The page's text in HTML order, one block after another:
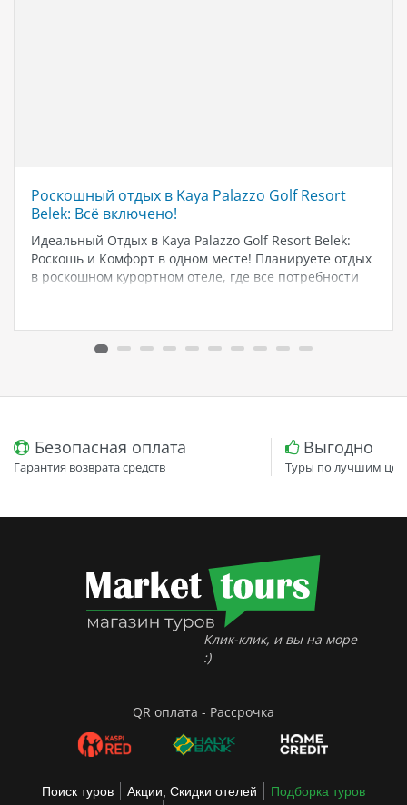
Роскошный отдых в Kaya Palazzo Golf Resort
Belek: Всё включено!
Идеальный Отдых в Kaya Palazzo Golf Resort Belek:
Роскошь и Комфорт в одном месте! Планируете отдых
в роскошном курортном отеле, где все потребности
отпуска. Великолепие…
Безопасная оплата
Гарантия возврата средств
Выгодно
Туры по лучшим
Клик-клик, и вы на море
:)
QR оплата - Рассрочка
Поиск туров Акции, Скидки отелей
Подборка туров